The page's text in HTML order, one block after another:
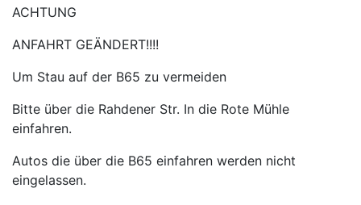
ACHTUNG
ANFAHRT GEÄNDERT!!!!
Um Stau auf der B65 zu vermeiden
Bitte über die Rahdener Str. In die Rote Mühle
einfahren.
Autos die über die B65 einfahren werden nicht
eingelassen.